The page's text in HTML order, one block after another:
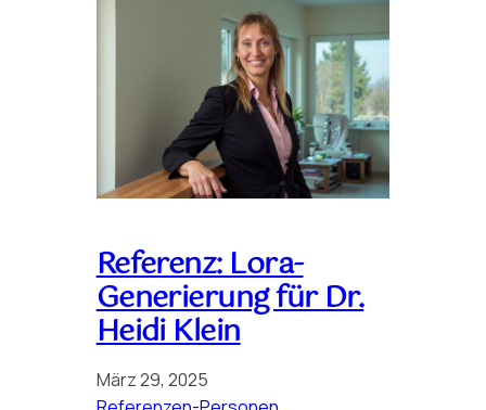
Referenz: Lora-
Generierung für Dr.
Heidi Klein
März 29, 2025